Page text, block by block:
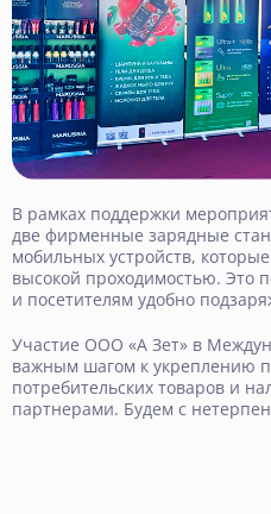
В рамках поддержки
две фирменные зарядные
мобильных устройств,
высокой проходимостью. Это
и посетителям удобно
Участие ООО «А Зет» в
важным шагом к укреплению
потребительских товаров и
партнерами. Будем с